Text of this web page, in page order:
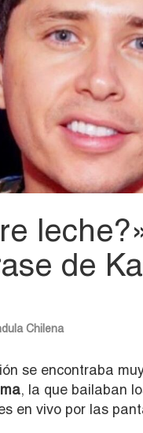
de
Chilena
se encontraba
, la que bailaban
en vivo por las